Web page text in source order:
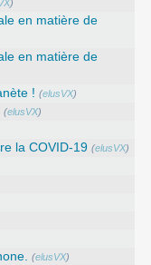
)
en matière de
en matière de
! (elusVX)
(elusVX)
la COVID-19 (elusVX)
(elusVX)